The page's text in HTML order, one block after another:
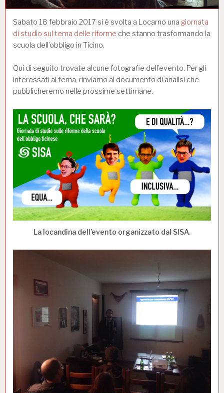
Sabato 18 febbraio 2017 si è svolta a Locarno una giornata
di studio sul tema delle riforme che stanno trasformando la
scuola dell’obbligo in Ticino.
Qui di seguito trovate alcune fotografie dell’evento. Per gli
interessati al tema, rinviamo al documento di analisi che
pubblicheremo nelle prossime settimane.
La locandina dell’evento organizzato dal SISA.